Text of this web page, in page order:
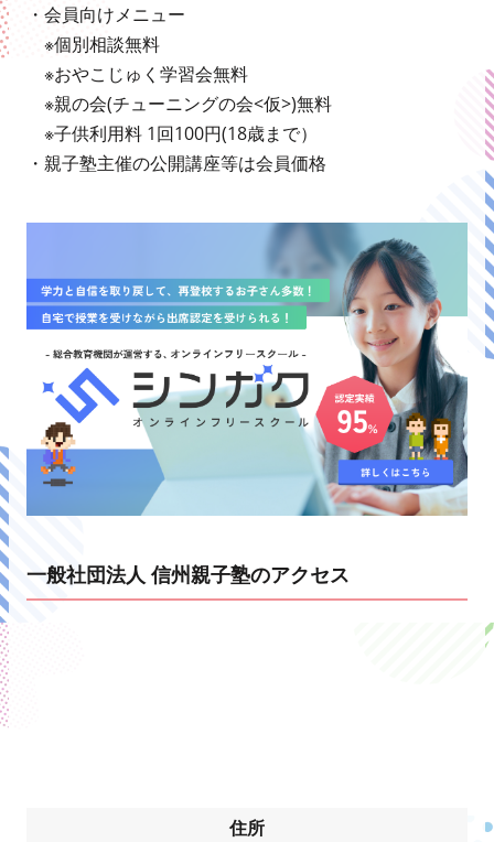
・会員向けメニュー
※個別相談無料
※おやこじゅく学習会無料
※親の会(チューニングの会<仮>)無料
※子供利用料 1回100円(18歳まで）
・親子塾主催の公開講座等は会員価格
一般社団法人 信州親子塾のアクセス
住所